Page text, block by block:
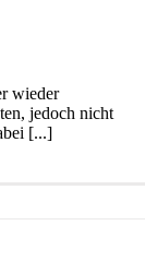
wieder
jedoch nicht
[...]